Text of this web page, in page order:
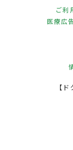
ご利
医療広
【